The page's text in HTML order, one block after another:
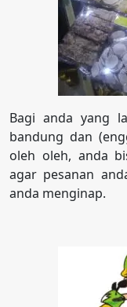
Bagi anda yang
bandung dan
oleh oleh, anda
agar pesanan
anda menginap.